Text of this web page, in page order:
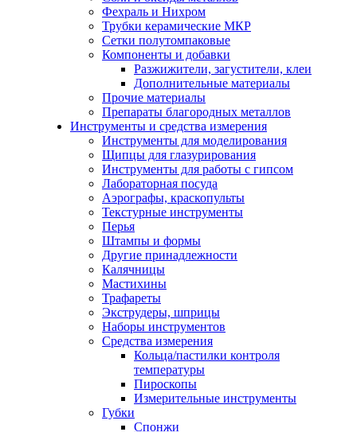
Фехраль и Нихром
Трубки керамические МКР
Сетки полутомпаковые
Компоненты и добавки
Разжижители, загустители, клеи
Дополнительные материалы
Прочие материалы
Препараты благородных металлов
Инструменты и средства измерения
Инструменты для моделирования
Щипцы для глазурирования
Инструменты для работы с гипсом
Лабораторная посуда
Аэрографы, краскопульты
Текстурные инструменты
Перья
Штампы и формы
Другие принадлежности
Калячницы
Мастихины
Трафареты
Экструдеры, шприцы
Наборы инструментов
Средства измерения
Кольца/пастилки контроля
температуры
Пироскопы
Измерительные инструменты
Губки
Спонжи